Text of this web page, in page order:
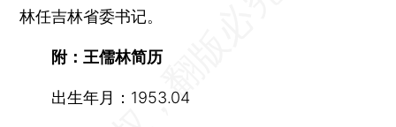
林任吉林省委书记。
附：王儒林简历
出生年月：1953.04